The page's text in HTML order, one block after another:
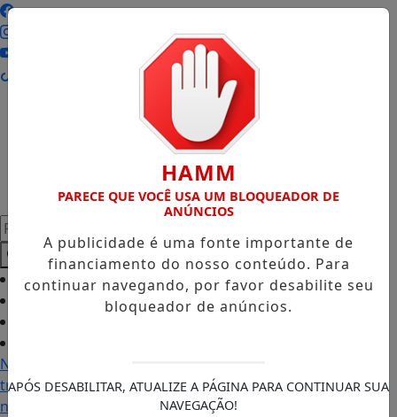
Pesquisar Notícia
Início/
Nevoeiro interrompe
travessia de balsas e
navegação no Porto de
HAMM
PARECE QUE VOCÊ USA UM BLOQUEADOR DE
ANÚNCIOS
A publicidade é uma fonte importante de
financiamento do nosso conteúdo. Para
continuar navegando, por favor desabilite seu
bloqueador de anúncios.
APÓS DESABILITAR, ATUALIZE A PÁGINA PARA CONTINUAR SUA
NAVEGAÇÃO!